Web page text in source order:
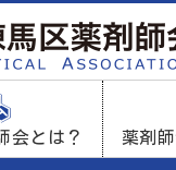
会とは？ 薬剤